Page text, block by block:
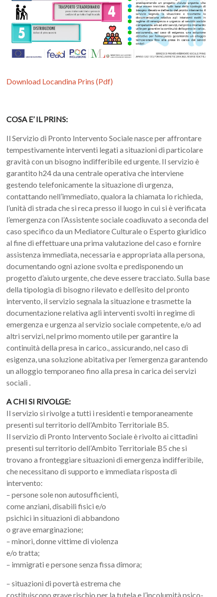
Download Locandina Prins (Pdf)
COSA E’ IL PRINS:
Il Servizio di Pronto Intervento Sociale nasce per affrontare
tempestivamente interventi legati a situazioni di particolare
gravità con un bisogno indifferibile ed urgente. Il servizio è
garantito h24 da una centrale operativa che interviene
gestendo telefonicamente la situazione di urgenza,
contattando nell’immediato, qualora la chiamata lo richieda,
l’unità di strada che si reca presso il luogo in cui si è verificata
l’emergenza con l’Assistente sociale coadiuvato a seconda del
caso specifico da un Mediatore Culturale o Esperto giuridico
al fine di effettuare una prima valutazione del caso e fornire
assistenza immediata, necessaria e appropriata alla persona,
documentando ogni azione svolta e predisponendo un
progetto d’aiuto urgente, che deve essere tracciato. Sulla base
della tipologia di bisogno rilevato e dell’esito del pronto
intervento, il servizio segnala la situazione e trasmette la
documentazione relativa agli interventi svolti in regime di
emergenza e urgenza al servizio sociale competente, e/o ad
altri servizi, nel primo momento utile per garantire la
continuità della presa in carico., assicurando, nel caso di
esigenza, una soluzione abitativa per l’emergenza garantendo
un alloggio temporaneo fino alla presa in carica dei servizi
sociali .
A CHI SI RIVOLGE:
Il servizio si rivolge a tutti i residenti e temporaneamente
presenti sul territorio dell’Ambito Territoriale B5.
Il servizio di Pronto Intervento Sociale è rivolto ai cittadini
presenti sul territorio dell’Ambito Territoriale B5 che si
trovano a fronteggiare situazioni di emergenza indifferibile,
che necessitano di supporto e immediata risposta di
intervento:
– persone sole non autosufficienti,
come anziani, disabili fisici e/o
psichici in situazioni di abbandono
o grave emarginazione;
– minori, donne vittime di violenza
e/o tratta;
– immigrati e persone senza fissa dimora;
– situazioni di povertà estrema che
costituiscono grave rischio per la tutela e l’incolumità psico-